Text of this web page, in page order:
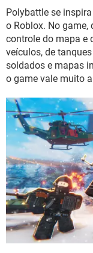
Polybattle se
o Roblox. No
controle do mapa e
veículos, de
soldados e mapas
o game vale muito